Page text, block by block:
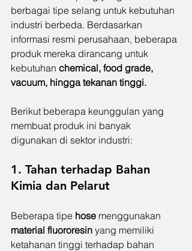
berbagai tipe selang untuk kebutuhan
industri berbeda. Berdasarkan
informasi resmi perusahaan, beberapa
produk mereka dirancang untuk
kebutuhan chemical, food grade,
vacuum, hingga tekanan tinggi.
Berikut beberapa keunggulan yang
membuat produk ini banyak
digunakan di sektor industri:
1. Tahan terhadap Bahan
Kimia dan Pelarut
Beberapa tipe hose menggunakan
material fluororesin yang memiliki
ketahanan tinggi terhadap bahan